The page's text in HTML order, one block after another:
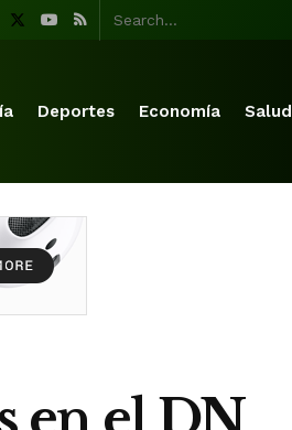
Deportes Economía Salud